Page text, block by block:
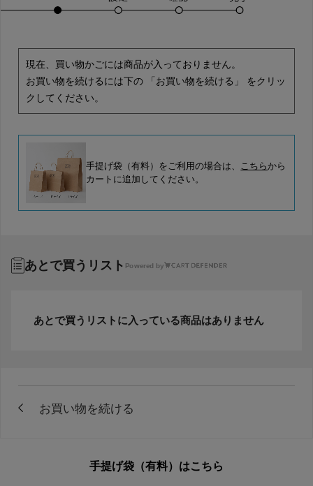
現在、買い物かごには商品が入っておりません。
お買い物を続けるには下の 「お買い物を続ける」 をクリッ
クしてください。
手提げ袋（有料）をご利用の場合は、 こちらから
カートに追加してください。
あとで買うリスト Powered by
あとで買うリストに入っている商品はありません
手提げ袋（有料）はこちら